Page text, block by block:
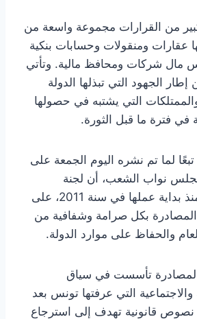
من القرارات مجموعة واسعة من
عقارات ومنقولات وحسابات بنكية
شركات ومحافظ مالية. وتأتي
الجهود التي تبذلها الدولة
التي يشتبه في حصولها
فترة ما قبل الثورة.
لما تم نشره اليوم الجمعة على
نواب الشعب، أن لجنة
المصادرة عملت، منذ بداية عملها في سنة 2011، على
المصادرة بكل صرامة وشفافية من
والحفاظ على موارد الدولة.
المصادرة تأسست في سياق
التي عرفتها تونس بعد
نصوص قانونية تهدف إلى استرجاع